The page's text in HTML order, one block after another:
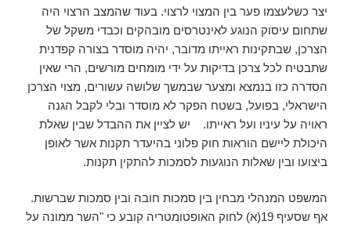
יצר כשלעצמו פער בין המצוי לרצוי. בעוד שהמצב הרצוי היה
שתחום עיסוק הנוגע לאינטרסים מובהקים וכבדי משקל של
הצרכן, שבתקינות ראייתו מדובר, יהיה מוסדר בצורה קפדנית
שתבטיח לכל צרכן בדיקות על ידי מומחים מורשים, הרי שאין
הסדרה כזו בנמצא ומצער שבמשך שלושה עשורים, מצוי הצרכן
הישראלי, בפועל, בשטח הפקר לא מוסדר ובלי לקבל הגנה
ראויה על עיניו ועל ראייתו. יש לציין את ההבדל שבין שאלת
היכולת ליישם הוראות חוק פלוני בהיעדר תקנות אשר לאופן
ביצועו ובין שאלות הנוגעות לסמכות להתקין תקנות.
המשפט המנהלי מבחין בין סמכות חובה ובין סמכות שברשות.
אף שסעיף 19(א) לחוק האופטומטריה קובע כי "השר ממונה על